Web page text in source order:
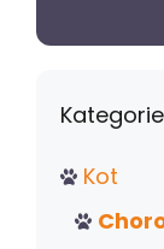
Kot